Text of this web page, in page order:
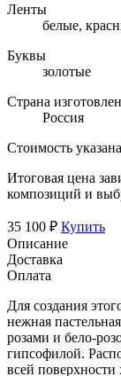
Ленты
белые,
Буквы
золотые
Страна
Россия
Стоимость
Итоговая цена
композиций и
35 100 ₽ Купить
Описание
Доставка
Оплата
Для создания
нежная
розами и бело-
гипсофилой.
всей